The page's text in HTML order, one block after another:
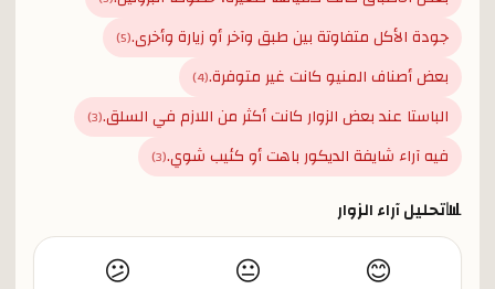
جودة الأكل متفاوتة بين طبق وآخر أو زيارة وأخرى.(
5
)
بعض أصناف المنيو كانت غير متوفرة.(
4
)
الباستا عند بعض الزوار كانت أكثر من اللازم في السلق.(
3
)
فيه آراء شايفة الديكور باهت أو كئيب شوي.(
3
)
📊تحليل آراء الزوار
😊
😐
😕